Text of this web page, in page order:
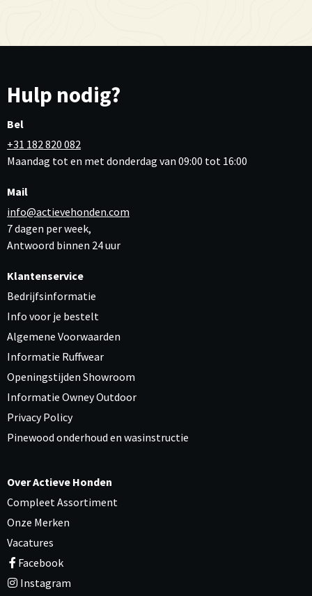
Hulp nodig?
Bel
+31 182 820 082
Maandag tot en met donderdag van 09:00 tot 16:00
Mail
info@actievehonden.com
7 dagen per week,
Antwoord binnen 24 uur
Klantenservice
Bedrijfsinformatie
Info voor je bestelt
Algemene Voorwaarden
Informatie Ruffwear
Openingstijden Showroom
Informatie Owney Outdoor
Privacy Policy
Pinewood onderhoud en wasinstructie
Over Actieve Honden
Compleet Assortiment
Onze Merken
Vacatures
Facebook
Instagram